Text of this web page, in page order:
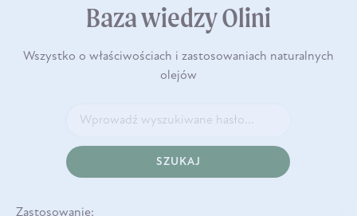
Baza wiedzy Olini
Wszystko o właściwościach i zastosowaniach naturalnych
olejów
SZUKAJ
Zastosowanie: